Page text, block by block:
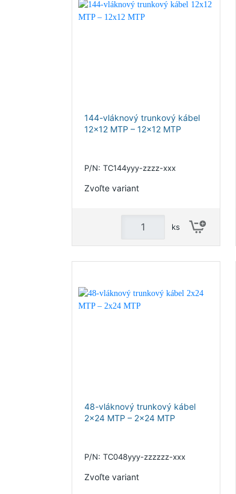
144-vláknový trunkový kábel
12x12 MTP – 12x12 MTP
P/N: TC144yyy-zzzz-xxx
Zvoľte variant
ks
48-vláknový trunkový kábel
2x24 MTP – 2x24 MTP
P/N: TC048yyy-zzzzzz-xxx
Zvoľte variant